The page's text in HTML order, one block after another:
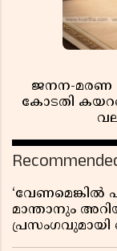
ജനന-മരണ
കോടതി
‘വേണമെങ്കിൽ
മാന്താനും